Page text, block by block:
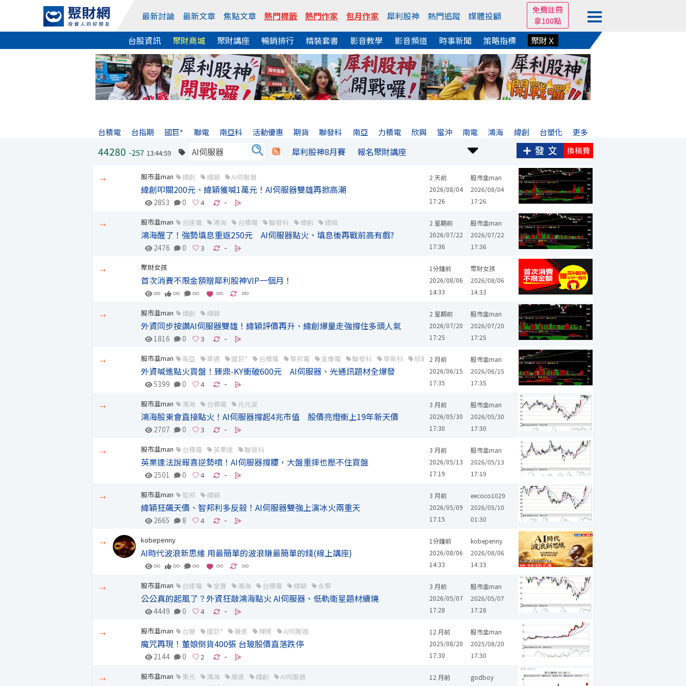
最新討論 最新文章 焦點文章 熱門標籤 熱門作家 包月作家 犀利股神 熱門追蹤 媒體投顧
免費註冊
拿100點
台股資訊 聚財商城 聚財講座 暢銷排行 精裝套書 影音教學 影音頻道 時事新聞 策略指標 聚財Ｘ
台積電 台指期 國巨* 聯電 南亞科 活動優惠 期貨 聯發科 南亞 力積電 欣興 當沖 南電 鴻海 緯創 台塑化 更多
44280 -257 13:44:59 犀利股神8月賽 報名聚財講座 換稿費
→ 股市韭man 緯創 緯穎 AI伺服器
2 天前
2026/08/04
17:26
緯創叩關200元、緯穎獲喊1萬元！AI伺服器雙雄再掀高潮
2853 0 -
股市韭man
2026/08/04
17:26
→ 股市韭man 台達電 鴻海 台積電 聯發科 緯創 緯穎
2 星期前
2026/07/22
17:36
鴻海醒了！強勢填息重返250元 AI伺服器點火、填息後再戰前高有戲?
2476 0 -
股市韭man
2026/07/22
17:36
→ 聚財女孩
1分鐘前
2026/08/06
14:33
首次消費不限金額贈犀利股神VIP一個月！
∞ ∞ ∞ ∞ ∞
聚財女孩
2026/08/06
14:33
→ 股市韭man 緯創 緯穎
2 星期前
2026/07/20
17:25
外資同步按讚AI伺服器雙雄！緯穎評價再升、緯創爆量走強撐住多頭人氣
1816 0 -
股市韭man
2026/07/20
17:25
→ 股市韭man 南亞 華通 國巨* 台積電 華邦電 金像電 聯發科 華新科 欣興 臻鼎-KY 精成科
2 月前
2026/06/15
17:35
外資喊進點火買盤！臻鼎-KY衝破600元 AI伺服器、光通訊題材全爆發
5399 0 -
股市韭man
2026/06/15
17:35
→ 股市韭man 鴻海 台積電 兆元宴
3 月前
2026/05/30
17:30
鴻海股東會直接點火！AI伺服器撐起4兆市值 股價亮燈衝上19年新天價
2707 0 -
股市韭man
2026/05/30
17:30
→ 股市韭man 台積電 英業達 聯發科
3 月前
2026/05/13
17:19
英業達法說報喜逆勢噴！AI伺服器撐腰，大盤重摔也壓不住買盤
2501 0 -
股市韭man
2026/05/13
17:19
→ 股市韭man 智邦 緯穎
3 月前
2026/05/09
17:15
緯穎狂飆天價、智邦利多反殺！AI伺服器雙強上演冰火兩重天
2665 8 -
eecoco1029
2026/05/10
01:30
→ kobepenny
1分鐘前
2026/08/06
14:33
AI時代波浪新思維 用最簡單的波浪賺最簡單的錢(線上講座)
∞ ∞ ∞ ∞ ∞
kobepenny
2026/08/06
14:33
→ 股市韭man 台達電 金寶 鴻海 台積電 緯穎 永擎
3 月前
2026/05/07
17:28
公公真的起風了？外資狂敲鴻海點火 AI伺服器、低軌衛星題材續燒
4449 0 -
股市韭man
2026/05/07
17:28
→ 股市韭man 台玻 國巨* 廣達 輝達 AI伺服器
12 月前
2025/08/20
17:30
魔咒再現！董娘倒貨400張 台玻股價直落跌停
2144 0 -
股市韭man
2025/08/20
17:30
→ 股市韭man 東元 鴻海 廣達 緯創 AI伺服器
12 月前
godboy